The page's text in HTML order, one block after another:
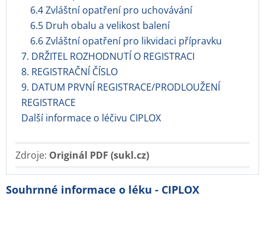
6.4 Zvláštní opatření pro uchovávání
6.5 Druh obalu a velikost balení
6.6 Zvláštní opatření pro likvidaci přípravku
7. DRŽITEL ROZHODNUTÍ O REGISTRACI
8. REGISTRAČNÍ ČÍSLO
9. DATUM PRVNÍ REGISTRACE/PRODLOUŽENÍ
REGISTRACE
Další informace o léčivu CIPLOX
Zdroje: Originál PDF (sukl.cz)
Souhrnné informace o léku - CIPLOX